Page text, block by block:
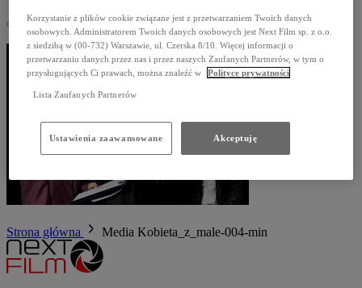
Strona główna Media Kobieta_z_male-004-min
Korzystanie z plików cookie związane jest z przetwarzaniem Twoich danych
osobowych. Administratorem Twoich danych osobowych jest Next Film sp. z o.o.
z siedzibą w (00-732) Warszawie, ul. Czerska 8/10. Więcej informacji o
przetwarzaniu danych przez nas i przez naszych Zaufanych Partnerów, w tym o
przysługujących Ci prawach, można znaleźć w
Polityce prywatności
Lista Zaufanych Partnerów
Ustawienia zaawansowane Akceptuję